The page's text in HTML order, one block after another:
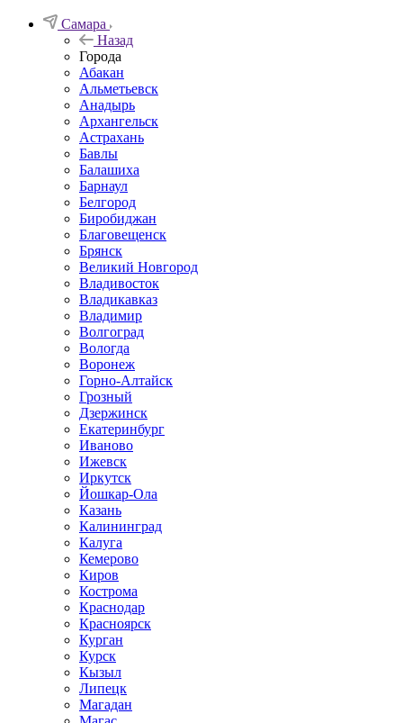
Самара
Назад
Города
Абакан
Альметьевск
Анадырь
Архангельск
Астрахань
Бавлы
Балашиха
Барнаул
Белгород
Биробиджан
Благовещенск
Брянск
Великий Новгород
Владивосток
Владикавказ
Владимир
Волгоград
Вологда
Воронеж
Горно-Алтайск
Грозный
Дзержинск
Екатеринбург
Иваново
Ижевск
Иркутск
Йошкар-Ола
Казань
Калининград
Калуга
Кемерово
Киров
Кострома
Краснодар
Красноярск
Курган
Курск
Кызыл
Липецк
Магадан